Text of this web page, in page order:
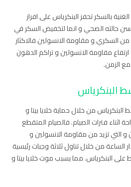
بالسكر تحفز البنكرياس على افراز
حالته الصحي و انما لتخفيض السكر في
السكري و مقاومة الانسولين فالاكثار
مقاومة الانسولين و تراكم الدهون
الزمن.
البنكرياس
من خلال حماية خلايا بيتا و
اثناء فترات الصيام. فالصيام المتقطع
التي تزيد من مقاومة الانسولين و
الساعة من خلال تناول ثلاثة وجبات رئيسية
البنكرياس. مما يسبب موت خلايا بيتا و